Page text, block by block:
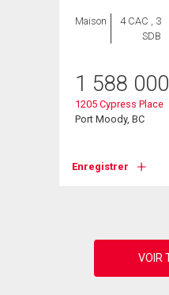
Maison
4 CAC , 3
SDB
1 588 000
1205 Cypress Place
Port Moody, BC
Enregistrer